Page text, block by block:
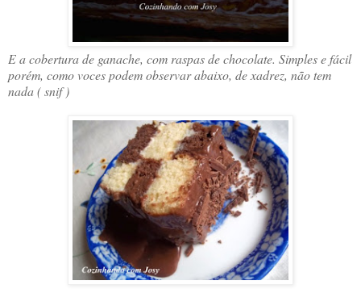
E a cobertura de ganache, com raspas de chocolate. Simples e fácil
porém, como voces podem observar abaixo, de xadrez, não tem
nada ( snif )